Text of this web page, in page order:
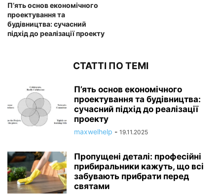
П’ять основ економічного
проектування та
будівництва: сучасний
підхід до реалізації проекту
СТАТТІ ПО ТЕМІ
П’ять основ економічного
проектування та будівництва:
сучасний підхід до реалізації
проекту
maxwelhelp - 19.11.2025
Пропущені деталі: професійні
прибиральники кажуть, що всі
забувають прибрати перед
святами